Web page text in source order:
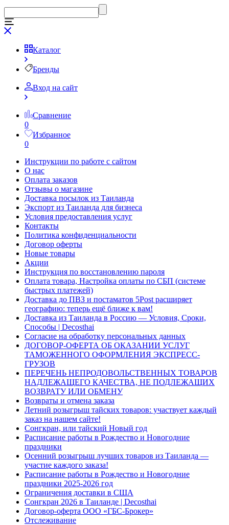
Каталог
Бренды
Вход на сайт
Сравнение
0
Избранное
0
Инструкции по работе с сайтом
О нас
Оплата заказов
Отзывы о магазине
Доставка посылок из Таиланда
Экспорт из Таиланда для бизнеса
Условия предоставления услуг
Контакты
Политика конфиденциальности
Договор оферты
Новые товары
Акции
Инструкция по восстановлению пароля
Оплата товара, Настройка оплаты по СБП (системе
быстрых платежей)
Доставка до ПВЗ и постаматов 5Post расширяет
географию: теперь ещё ближе к вам!
Доставка из Таиланда в Россию — Условия, Сроки,
Способы | Decosthai
Согласие на обработку персональных данных
ДОГОВОР-ОФЕРТА ОБ ОКАЗАНИИ УСЛУГ
ТАМОЖЕННОГО ОФОРМЛЕНИЯ ЭКСПРЕСС-
ГРУЗОВ
ПЕРЕЧЕНЬ НЕПРОДОВОЛЬСТВЕННЫХ ТОВАРОВ
НАДЛЕЖАЩЕГО КАЧЕСТВА, НЕ ПОДЛЕЖАЩИХ
ВОЗВРАТУ ИЛИ ОБМЕНУ
Возвраты и отмена заказа
Летний розыгрыш тайских товаров: участвует каждый
заказ на нашем сайте!
Сонгкран, или тайский Новый год
Расписание работы в Рождество и Новогодние
праздники
Осенний розыгрыш лучших товаров из Таиланда —
участие каждого заказа!
Расписание работы в Рождество и Новогодние
праздники 2025-2026 год
Ограничения доставки в США
Сонгкран 2026 в Таиланде | Decosthai
Договор-оферта ООО «ГБС-Брокер»
Отслеживание